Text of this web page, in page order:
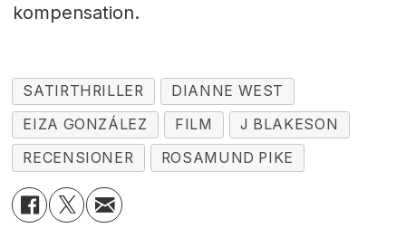
kompensation.
SATIRTHRILLER
DIANNE WEST
EIZA GONZÁLEZ
FILM
J BLAKESON
RECENSIONER
ROSAMUND PIKE